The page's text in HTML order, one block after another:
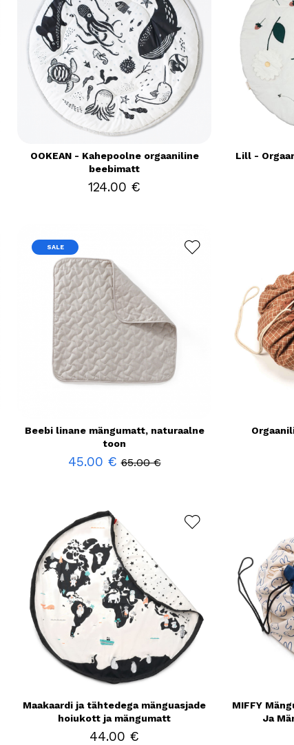
OOKEAN - Kahepoolne orgaaniline
beebimatt
124.00 €
Lill -
SALE
Beebi linane mängumatt, naturaalne
toon
45.00 € 65.00 €
Maakaardi ja tähtedega mänguasjade
hoiukott ja mängumatt
44.00 €
MIFFY
Ja